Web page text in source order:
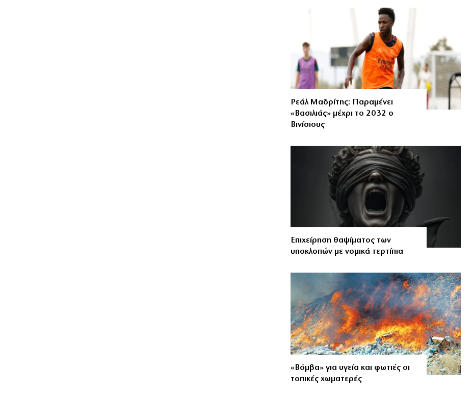
Ρεάλ Μαδρίτης: Παραμένει
«Βασιλιάς» μέχρι το 2032 ο
Βινίσιους
Επιχείρηση θαψίματος των
υποκλοπών με νομικά τερτίπια
«Βόμβα» για υγεία και φωτιές οι
τοπικές χωματερές